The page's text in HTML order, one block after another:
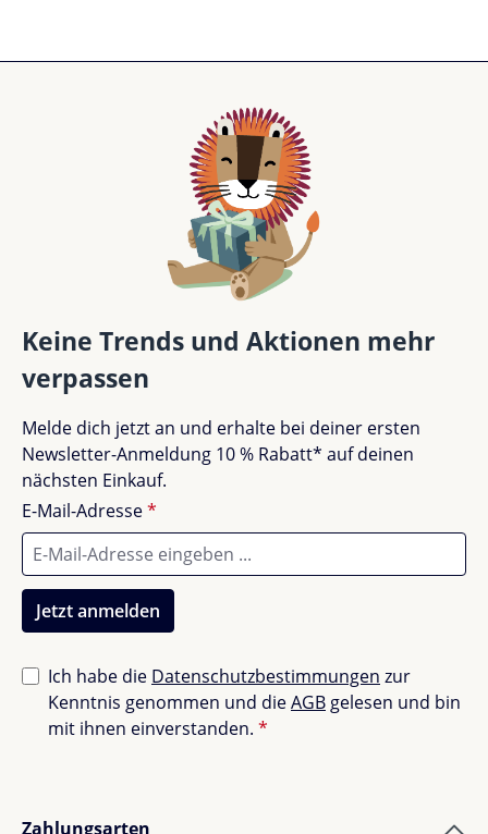
Keine Trends und Aktionen mehr
verpassen
Melde dich jetzt an und erhalte bei deiner ersten
Newsletter-Anmeldung 10 % Rabatt* auf deinen
nächsten Einkauf.
E-Mail-Adresse*
Jetzt anmelden
Ich habe die Datenschutzbestimmungen zur
Kenntnis genommen und dieAGB gelesen und bin
mit ihnen einverstanden. *
Zahlungsarten